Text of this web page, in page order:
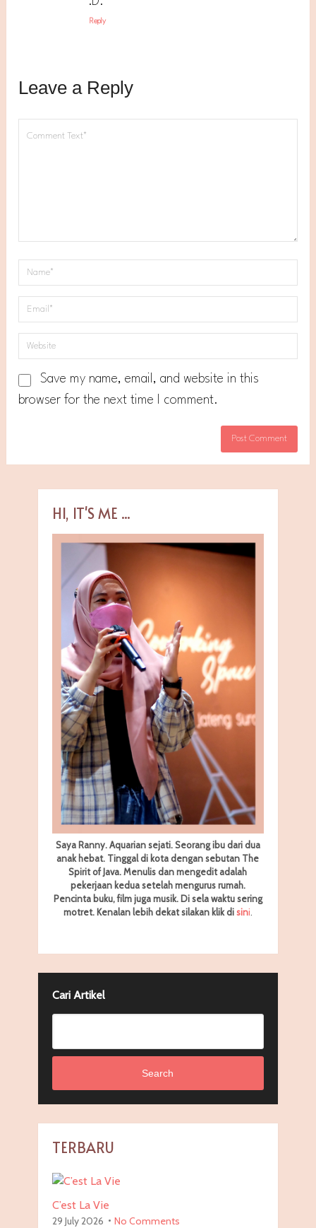
Reply
Leave a Reply
Save my name, email, and website in this
browser for the next time I comment.
HI, IT'S ME ...
Saya Ranny. Aquarian sejati. Seorang ibu dari dua
anak hebat. Tinggal di kota dengan sebutan The
Spirit of Java. Menulis dan mengedit adalah
pekerjaan kedua setelah mengurus rumah.
Pencinta buku, film juga musik. Di sela waktu sering
motret. Kenalan lebih dekat silakan klik disini
Cari Artikel
Search
TERBARU
C’est La Vie
29 July 2026 No Comments